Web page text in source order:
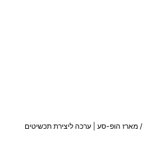
/ מארז הופ-סע | ערכה ליצירת תכשיטים